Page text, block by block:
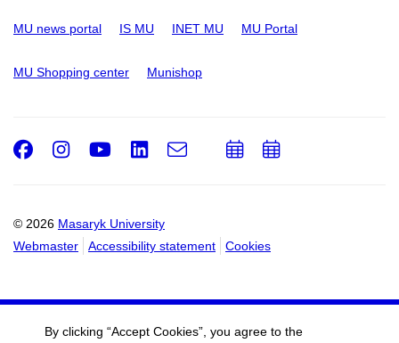
MU news portal IS MU INET MU MU Portal
MU Shopping center Munishop
© 2026 Masaryk University
Webmaster
Accessibility statement Cookies
Facebook
Instagram
Youtube
LinkedIn
e-
AddAdd
By clicking “Accept Cookies”, you agree to the